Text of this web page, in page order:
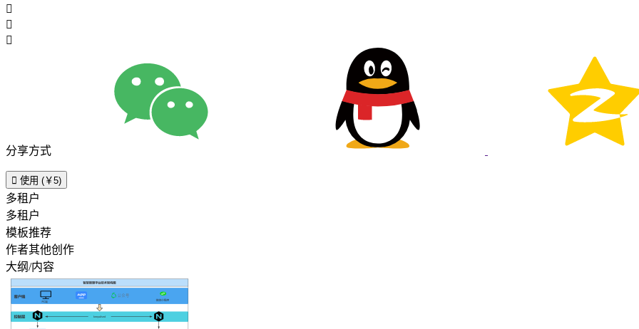



分享方式
 使用 (￥5)
多租户
多租户
模板推荐
作者其他创作
大纲/内容